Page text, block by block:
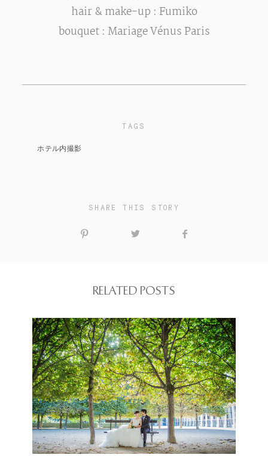
hair & make-up : Fumiko
bouquet : Mariage Vénus Paris
TAGS
ホテル内撮影
SHARE THIS STORY
RELATED POSTS